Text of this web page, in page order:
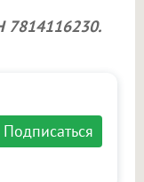
7814116230.
Подписаться